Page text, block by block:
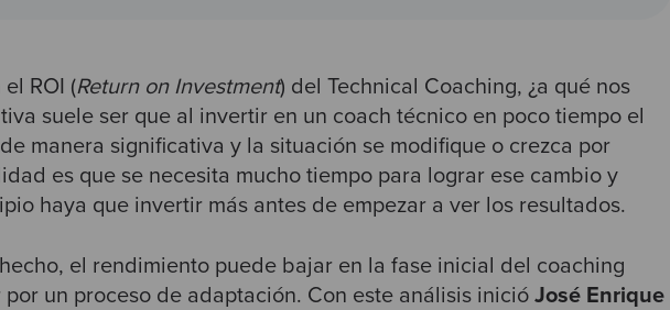
ROI (Return on Investment) del Technical Coaching, ¿a qué nos
suele ser que al invertir en un coach técnico en poco tiempo el
manera significativa y la situación se modifique o crezca por
es que se necesita mucho tiempo para lograr ese cambio y
haya que invertir más antes de empezar a ver los resultados.
el rendimiento puede bajar en la fase inicial del coaching
un proceso de adaptación. Con este análisis inició José Enrique